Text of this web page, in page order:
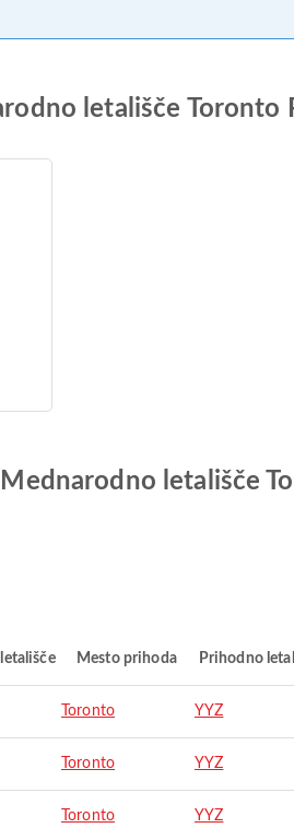
letališče Toronto
letališče
Mesto prihoda Prihodno
Toronto YYZ
Toronto YYZ
Toronto YYZ